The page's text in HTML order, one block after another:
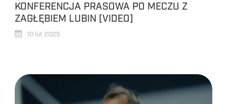
KONFERENCJA PRASOWA PO MECZU Z
ZAGŁĘBIEM LUBIN [VIDEO]
10 lut 2025